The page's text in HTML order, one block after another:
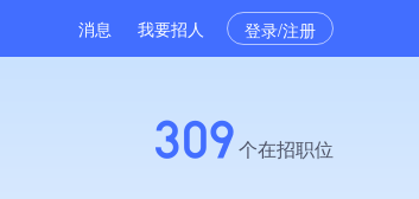
消息 我要招人 登录/注册
309个在招职位